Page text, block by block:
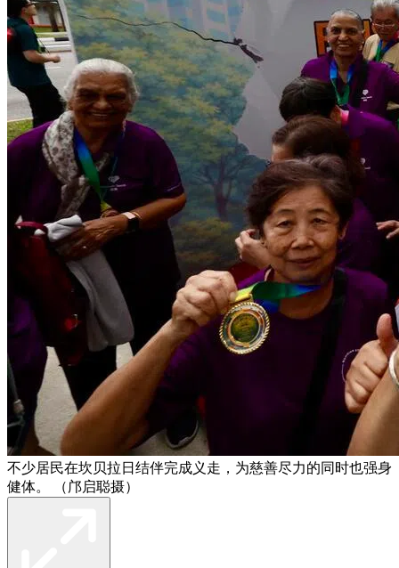
不少居民在坎贝拉日结伴完成义走，为慈善尽力的同时也强身
健体。 （邝启聪摄）